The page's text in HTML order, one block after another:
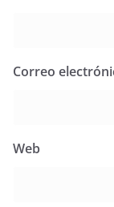
Correo
Web